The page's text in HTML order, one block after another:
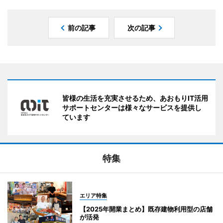
前の記事 次の記事
皆様の生活を充実させるため、あおもりIT活用
サポートセンターは様々なサービスを提供し
ています
特集
エリア特集
【2025年開業まとめ】既存建物利用型の店舗
が活発